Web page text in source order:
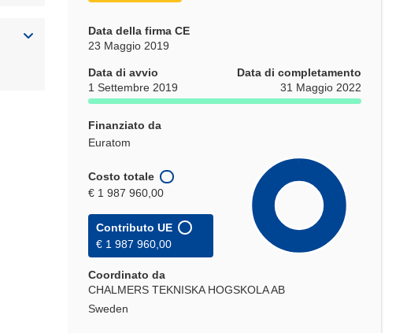
Data della firma CE
23 Maggio 2019
Data di avvio
1 Settembre 2019
Data di completamento
31 Maggio 2022
Finanziato da
Euratom
Costo totale
€ 1 987 960,00
Contributo UE
€ 1 987 960,00
Coordinato da
CHALMERS TEKNISKA HOGSKOLA AB
Sweden